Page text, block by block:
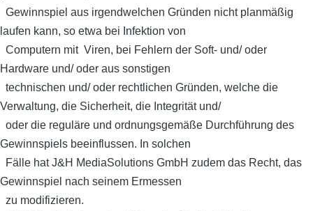
Gewinnspiel aus irgendwelchen Gründen nicht planmäßig
laufen kann, so etwa bei Infektion von
Computern mit Viren, bei Fehlern der Soft- und/ oder
Hardware und/ oder aus sonstigen
technischen und/ oder rechtlichen Gründen, welche die
Verwaltung, die Sicherheit, die Integrität und/
oder die reguläre und ordnungsgemäße Durchführung des
Gewinnspiels beeinflussen. In solchen
Fälle hat J&H MediaSolutions GmbH zudem das Recht, das
Gewinnspiel nach seinem Ermessen
zu modifizieren.